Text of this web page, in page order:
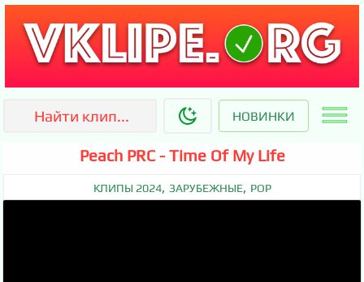
НОВИНКИ
Peach PRC - Time Of My Life
КЛИПЫ 2024, ЗАРУБЕЖНЫЕ, POP